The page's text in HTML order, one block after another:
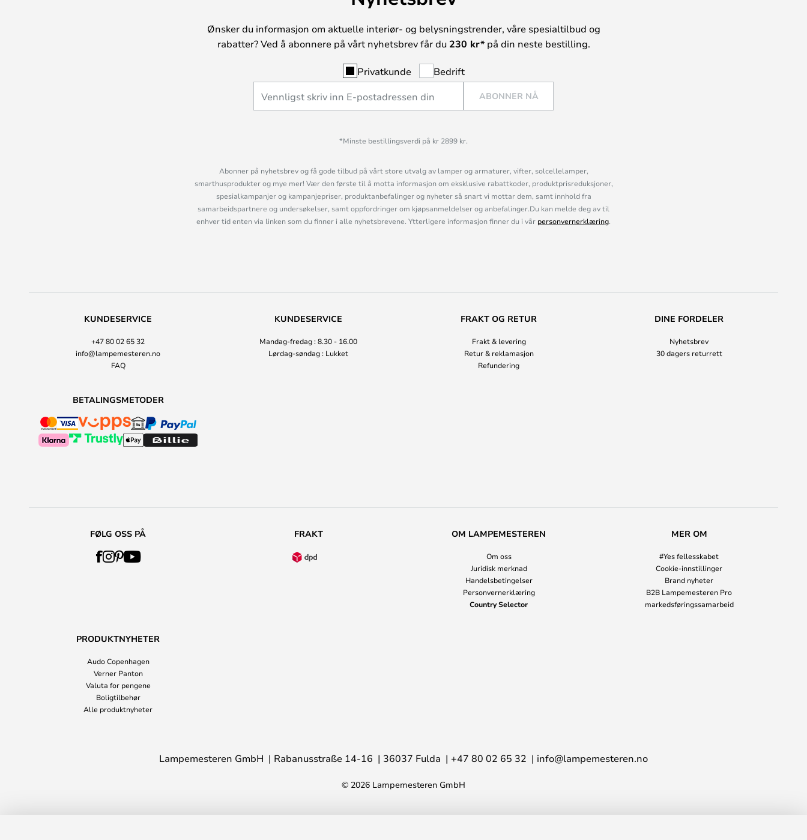
Ønsker du informasjon om aktuelle interiør- og belysningstrender, våre spesialtilbud og
rabatter? Ved å abonnere på vårt nyhetsbrev får du 230 kr*på din neste bestilling.
Privatkunde Bedrift
ABONNER NÅ
*Minste bestillingsverdi på kr 2899 kr.
Abonner på nyhetsbrev og få gode tilbud på vårt store utvalg av lamper og armaturer, vifter, solcellelamper,
smarthusprodukter og mye mer! Vær den første til å motta informasjon om eksklusive rabattkoder, produktprisreduksjoner,
spesialkampanjer og kampanjepriser, produktanbefalinger og nyheter så snart vi mottar dem, samt innhold fra
samarbeidspartnere og undersøkelser, samt oppfordringer om kjøpsanmeldelser og anbefalinger.Du kan melde deg av til
enhver tid enten via linken som du finner i alle nyhetsbrevene. Ytterligere informasjon finner du i vår personvernerklæring.
KUNDESERVICE
+47 80 02 65 32
info@lampemesteren.no
FAQ
KUNDESERVICE
Mandag-fredag : 8.30 - 16.00
Lørdag-søndag : Lukket
FRAKT OG RETUR
Frakt & levering
Retur & reklamasjon
Refundering
DINE FORDELER
Nyhetsbrev
30 dagers returrett
BETALINGSMETODER
FØLG OSS PÅ FRAKT OM LAMPEMESTEREN
Om oss
Juridisk merknad
Handelsbetingelser
Personvernerklæring
Country Selector
MER OM
#Yes fellesskabet
Cookie-innstillinger
Brand nyheter
B2B Lampemesteren Pro
markedsføringssamarbeid
PRODUKTNYHETER
Audo Copenhagen
Verner Panton
Valuta for pengene
Boligtilbehør
Alle produktnyheter
Lampemesteren GmbH Rabanusstraße 14-16 36037 Fulda +47 80 02 65 32 info@lampemesteren.no
© 2026 Lampemesteren GmbH